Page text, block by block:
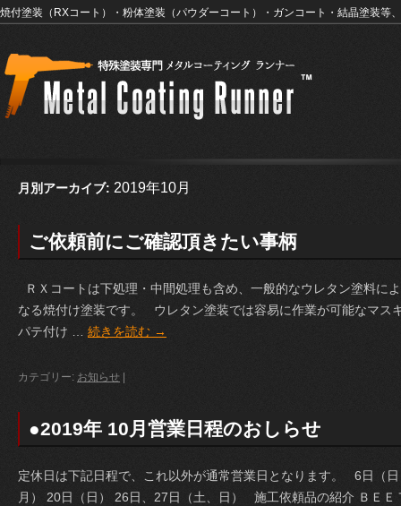
焼付塗装（RXコート）・粉体塗装（パウダーコート）・ガンコート・結晶塗装等
月別アーカイブ: 2019年10月
ご依頼前にご確認頂きたい事柄
ＲＸコートは下処理・中間処理も含め、一般的なウレタン塗料に
なる焼付け塗装です。 ウレタン塗装では容易に作業が可能なマス
パテ付け … 続きを読む →
カテゴリー: お知らせ
●2019年 10月営業日程のおしらせ
定休日は下記日程で、これ以外が通常営業日となります。 6日（
月） 20日（日） 26日、27日（土、日） 施工依頼品の紹介 ＢＥ